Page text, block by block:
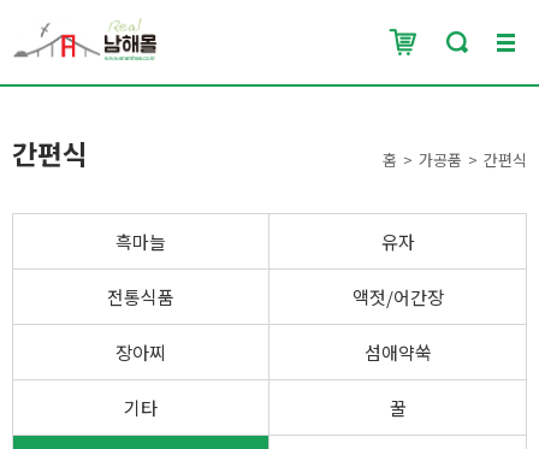
간편식 홈 가공품 간편식
흑마늘 유자
전통식품 액젓/어간장
장아찌 섬애약쑥
기타 꿀